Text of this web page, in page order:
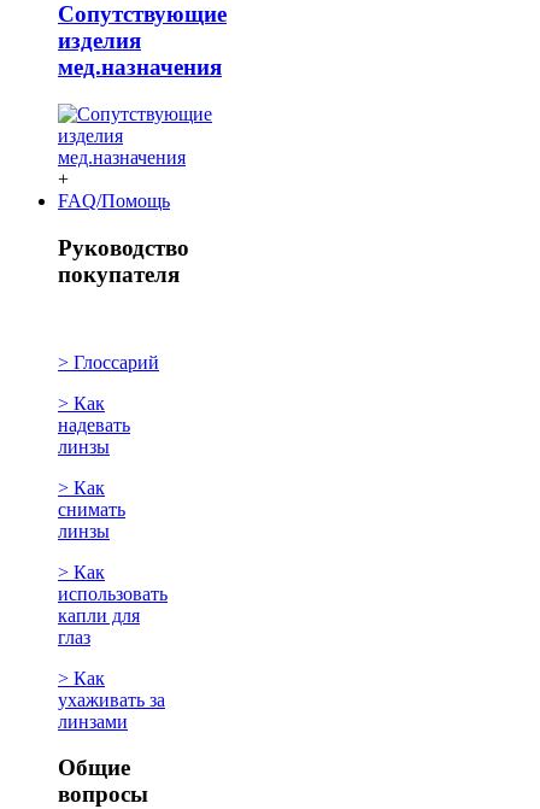
Сопутствующие
изделия
мед.назначения
+
FAQ/Помощь
Руководство
покупателя
> Глоссарий
> Как
надевать
линзы
> Как
снимать
линзы
> Как
использовать
капли для
глаз
> Как
ухаживать за
линзами
Общие
вопросы